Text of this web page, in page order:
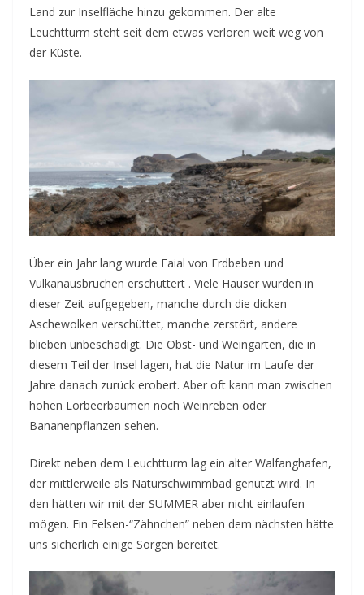
Land zur Inselfläche hinzu gekommen. Der alte
Leuchtturm steht seit dem etwas verloren weit weg von
der Küste.
Über ein Jahr lang wurde Faial von Erdbeben und
Vulkanausbrüchen erschüttert . Viele Häuser wurden in
dieser Zeit aufgegeben, manche durch die dicken
Aschewolken verschüttet, manche zerstört, andere
blieben unbeschädigt. Die Obst- und Weingärten, die in
diesem Teil der Insel lagen, hat die Natur im Laufe der
Jahre danach zurück erobert. Aber oft kann man zwischen
hohen Lorbeerbäumen noch Weinreben oder
Bananenpflanzen sehen.
Direkt neben dem Leuchtturm lag ein alter Walfanghafen,
der mittlerweile als Naturschwimmbad genutzt wird. In
den hätten wir mit der SUMMER aber nicht einlaufen
mögen. Ein Felsen-“Zähnchen” neben dem nächsten hätte
uns sicherlich einige Sorgen bereitet.